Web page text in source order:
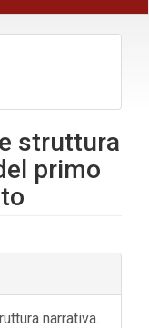
struttura
primo
narrativa.